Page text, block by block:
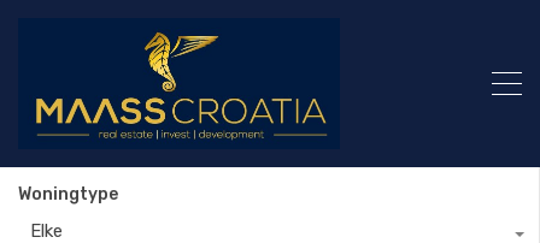
Woningtype
Elke